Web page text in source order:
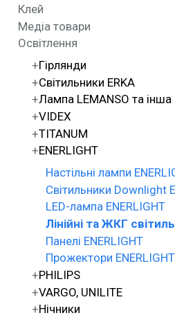
Клей
Медіа товари
Освітлення
Гірлянди
Світильники ERKA
Лампа LEMANSO та інша
VIDEX
TITANUM
ENERLIGHT
Настільні лампи
Світильники Downlight
LED-лампа ENERLIGHT
Лінійні та ЖКГ
Панелі ENERLIGHT
Прожектори ENERLIGHT
PHILIPS
VARGO, UNILITE
Нічники